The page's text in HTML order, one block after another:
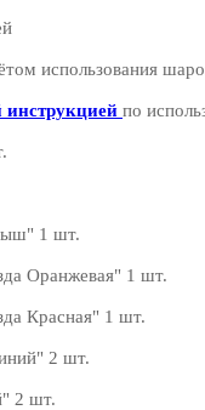
использования
инструкцией по
1 шт.
Оранжевая" 1 шт.
Красная" 1 шт.
2 шт.
2 шт.